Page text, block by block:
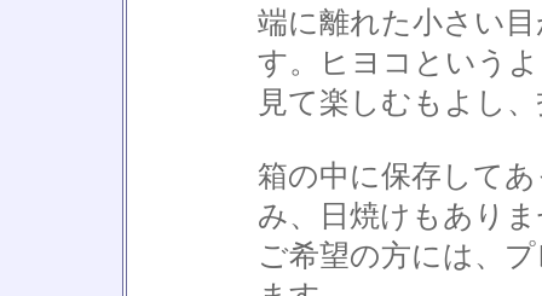
端に離れた小さい
す。ヒヨコという
見て楽しむもよし
箱の中に保存して
み、日焼けもあり
ご希望の方には、